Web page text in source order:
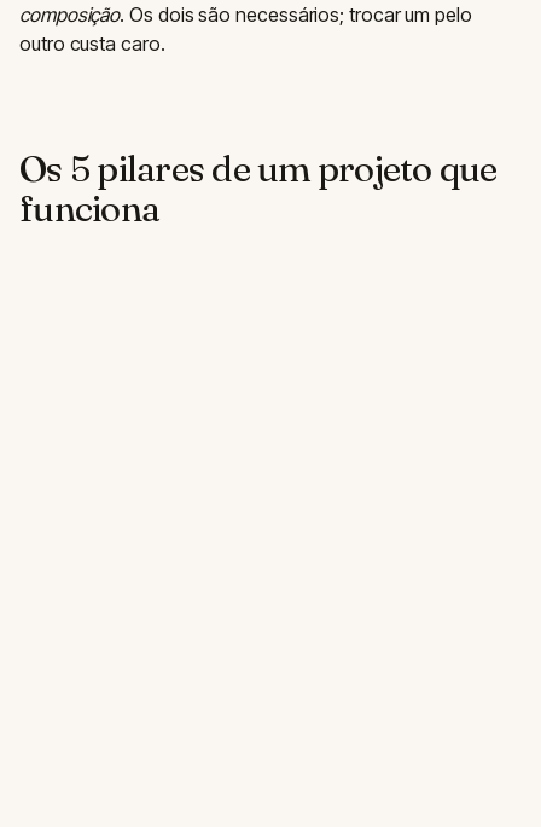
composição. Os dois são necessários; trocar um pelo
outro custa caro.
Os 5 pilares de um projeto que
funciona